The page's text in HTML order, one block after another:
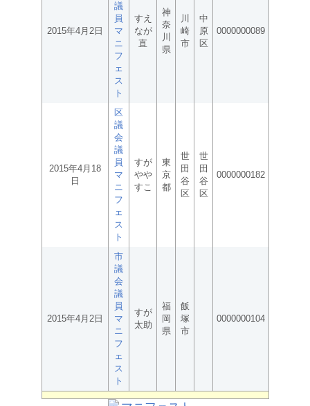
2015年4月2日
議
員
マ
ニ
フ
ェ
ス
ト
すえ
なが
直
神
奈
川
県
川
崎
市
中
原
区
0000000089
2015年4月18
日
区
議
会
議
員
マ
ニ
フ
ェ
ス
ト
すが
やや
すこ
東
京
都
世
田
谷
区
世
田
谷
区
0000000182
2015年4月2日
市
議
会
議
員
マ
ニ
フ
ェ
ス
ト
すが
太助
福
岡
県
飯
塚
市
0000000104